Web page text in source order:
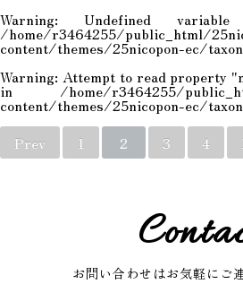
Warning: Undefined variable
/home/r3464255/public_html/
content/themes/25nicopon-ec/
Warning: Attempt to read property
in /home/r3464255/
content/themes/25nicopon-ec/
Prev
1 2 3 4
お問い合わせはお気軽にご